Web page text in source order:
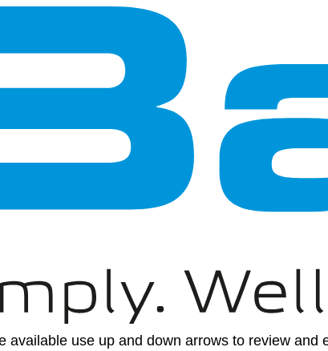
available use up and down arrows to review